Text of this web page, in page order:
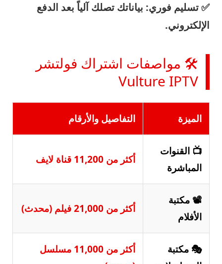
✅تسليم فوري: بياناتك تصلك آلياً بعد الدفع
الإلكتروني.
🛠️ مواصفات اشتراك فولتشر
Vulture IPTV
الميزة التفاصيل والأرقام
📺 القنوات
المباشرة
أكثر من 11,200 قناة لايف
📽️ مكتبة
الأفلام
أكثر من 21,000 فيلم (محدث)
🎭 مكتبة
أكثر من 11,000 مسلسل